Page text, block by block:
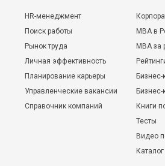
HR-менеджмент
Поиск работы
Рынок труда
Личная эффективность
Планирование карьеры
Управленческие вакансии
Справочник компаний
MBA в
MBA
Бизнес-
Книги
Тесты
Видео